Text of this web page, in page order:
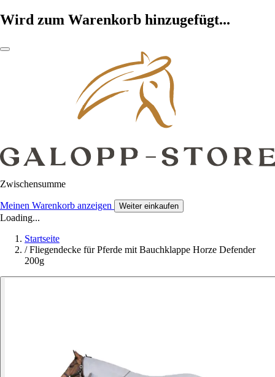
Wird zum Warenkorb hinzugefügt...
Zwischensumme
Meinen Warenkorb anzeigen Weiter einkaufen
Loading...
Startseite
/ Fliegendecke für Pferde mit Bauchklappe Horze Defender
200g